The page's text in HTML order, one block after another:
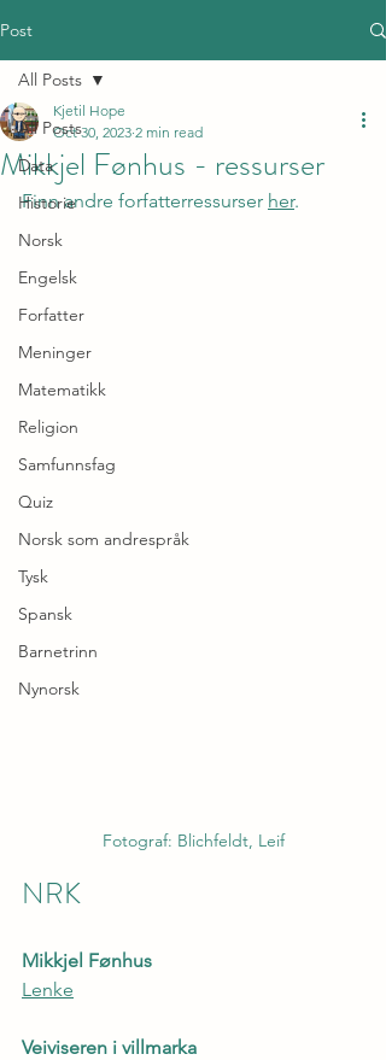
Post
All Posts
Data
Historie
Norsk
Engelsk
Forfatter
Meninger
Matematikk
Religion
Samfunnsfag
Quiz
Norsk som andrespråk
Tysk
Spansk
Barnetrinn
Nynorsk
All Posts
Mikkjel Fønhus - ressurser
Kjetil Hope
Oct 30, 2023 2 min read
Finn andre forfatterressurser her.
Fotograf: Blichfeldt, Leif
NRK
Mikkjel Fønhus
Lenke
Veiviseren i villmarka